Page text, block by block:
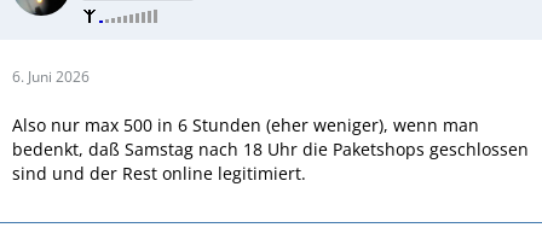
6. Juni 2026
Also nur max 500 in 6 Stunden (eher weniger), wenn man
bedenkt, daß Samstag nach 18 Uhr die Paketshops geschlossen
sind und der Rest online legitimiert.